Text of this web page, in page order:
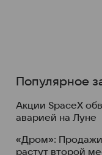
Популярное
Акции SpaceX
аварией на Луне
«Дром»:
растут второй